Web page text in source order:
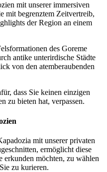
mit unserer immersiven
mit begrenztem Zeitvertreib,
der Region an einem
des Goreme
antike unterirdische Städte
von den atemberaubenden
dass Sie keinen einzigen
zu bieten hat, verpassen.
mit unserer privaten
ermöglicht diese
erkunden möchten, zu wählen
zu kurieren.